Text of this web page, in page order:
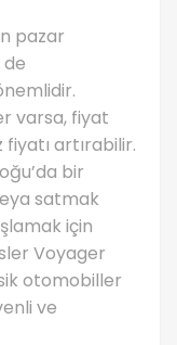
pazar
varsa, fiyat
fiyatı artırabilir.
bir
satmak
için
Voyager
otomobiller
ve